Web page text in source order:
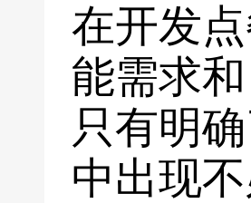
在开发
能需求
只有明
中出现